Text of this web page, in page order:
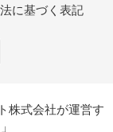
に基づく表記
株式会社が運営す